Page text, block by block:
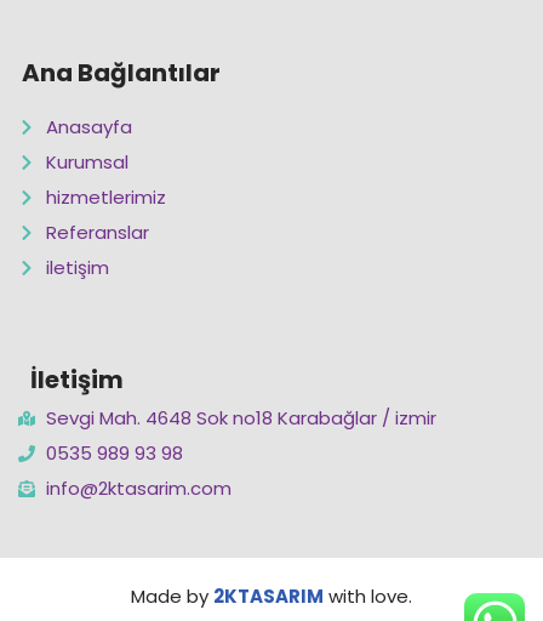
Ana Bağlantılar
Anasayfa
Kurumsal
hizmetlerimiz
Referanslar
iletişim
İletişim
Sevgi Mah. 4648 Sok no18 Karabağlar / izmir
0535 989 93 98
info@2ktasarim.com
Made by 2KTASARIM with love.